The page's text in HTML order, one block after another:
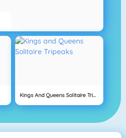
Kings And Queens Solitaire Tripeaks